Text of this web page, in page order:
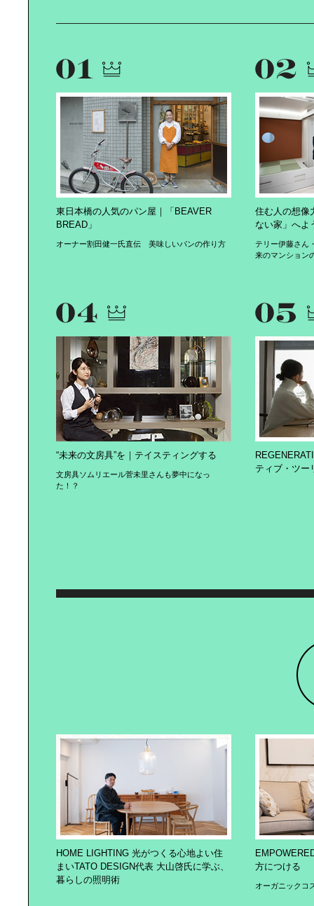
東日本橋の人気のパン屋｜「BEAVER
BREAD」
オーナー割田健一氏直伝 美味しいパンの作り方
住む人の想像
ない家」へよ
テリー伊藤さん
来のマンション
“未来の文房具”を｜テイスティングする
文房具ソムリエール菅未里さんも夢中になっ
た！？
ティブ・ツー
HOME LIGHTING 光がつくる心地よい住
まいTATO DESIGN代表 大山啓氏に学ぶ、
暮らしの照明術
方につける
オーガニックコ